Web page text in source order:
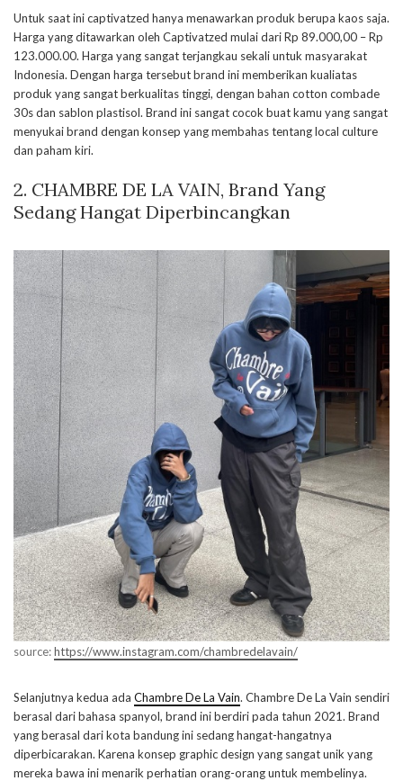
Untuk saat ini captivatzed hanya menawarkan produk berupa kaos saja.
Harga yang ditawarkan oleh Captivatzed mulai dari Rp 89.000,00 – Rp
123.000.00. Harga yang sangat terjangkau sekali untuk masyarakat
Indonesia. Dengan harga tersebut brand ini memberikan kualiatas
produk yang sangat berkualitas tinggi, dengan bahan cotton combade
30s dan sablon plastisol. Brand ini sangat cocok buat kamu yang sangat
menyukai brand dengan konsep yang membahas tentang local culture
dan paham kiri.
2. CHAMBRE DE LA VAIN, Brand Yang
Sedang Hangat Diperbincangkan
source:https://www.instagram.com/chambredelavain/
Selanjutnya kedua ada Chambre De La Vain. Chambre De La Vain sendiri
berasal dari bahasa spanyol, brand ini berdiri pada tahun 2021. Brand
yang berasal dari kota bandung ini sedang hangat-hangatnya
diperbicarakan. Karena konsep graphic design yang sangat unik yang
mereka bawa ini menarik perhatian orang-orang untuk membelinya.